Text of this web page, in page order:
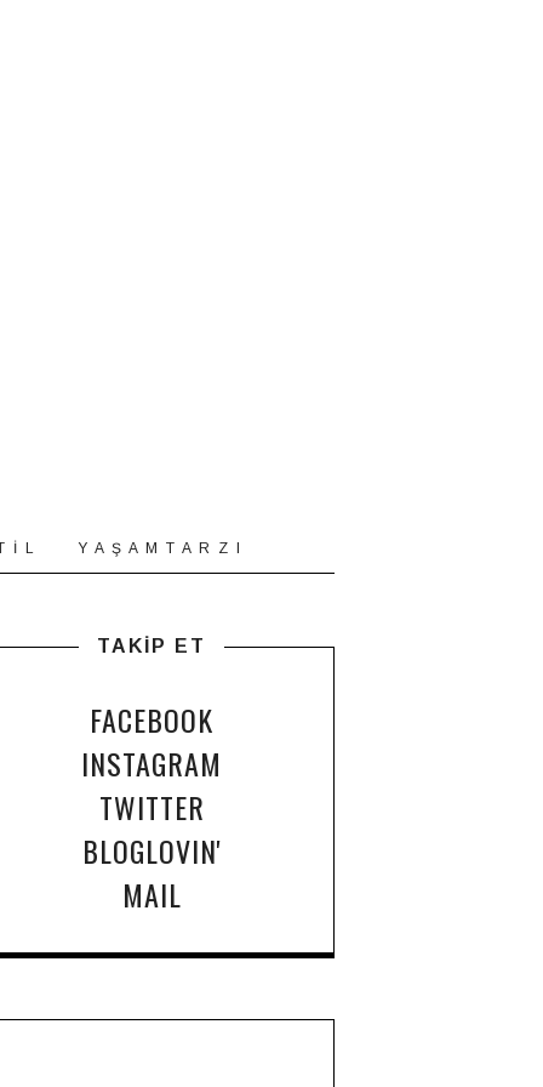
İ L Y A Ş A M T A R Z I
TAKİP ET
FACEBOOK
INSTAGRAM
TWITTER
BLOGLOVIN'
MAIL